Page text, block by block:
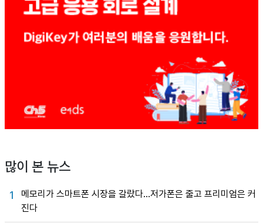
많이 본 뉴스
1
메모리가 스마트폰 시장을 갈랐다…저가폰은 줄고 프리미엄은 커
진다